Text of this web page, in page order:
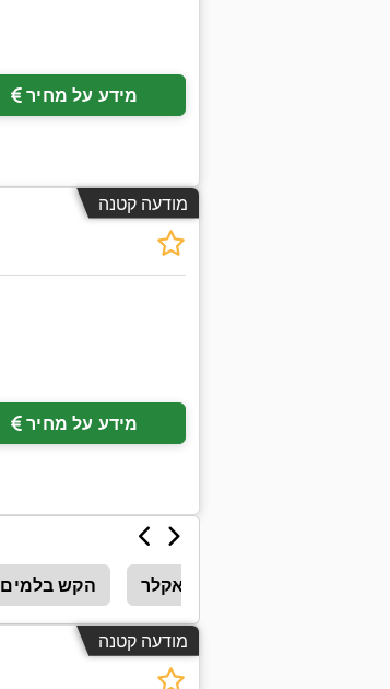
מידע על מחיר
מודעה קטנה
מידע על מחיר
הקש בלמים הקש בלמים + אקלר
מודעה קטנה